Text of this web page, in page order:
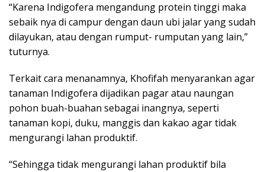
“Karena Indigofera mengandung protein tinggi maka
sebaik nya di campur dengan daun ubi jalar yang sudah
dilayukan, atau dengan rumput- rumputan yang lain,”
tuturnya.
Terkait cara menanamnya, Khofifah menyarankan agar
tanaman Indigofera dijadikan pagar atau naungan
pohon buah-buahan sebagai inangnya, seperti
tanaman kopi, duku, manggis dan kakao agar tidak
mengurangi lahan produktif.
“Sehingga tidak mengurangi lahan produktif bila